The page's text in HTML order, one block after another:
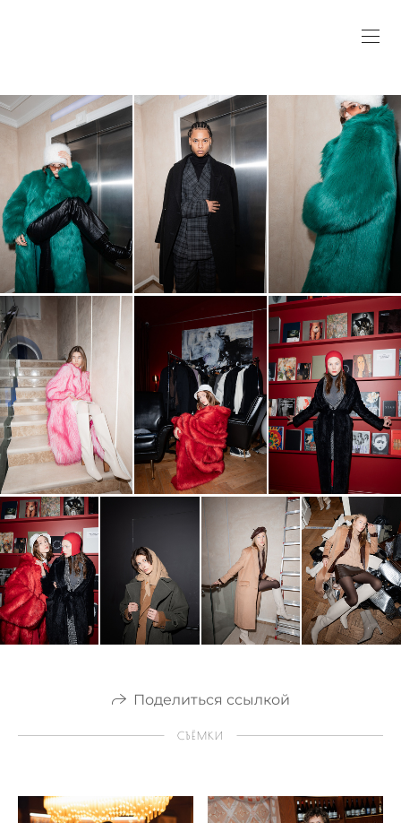
Поделиться ссылкой
СЪЁМКИ